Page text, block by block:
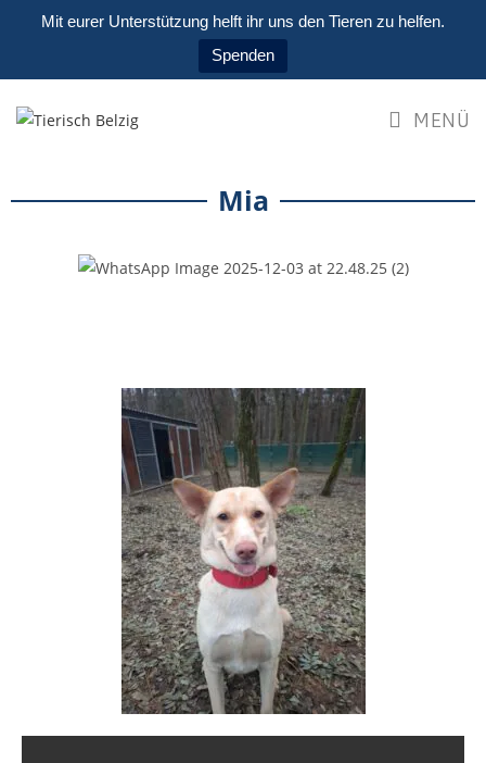
Mit eurer Unterstützung helft ihr uns den Tieren zu helfen.
Spenden
MENÜ
Mia